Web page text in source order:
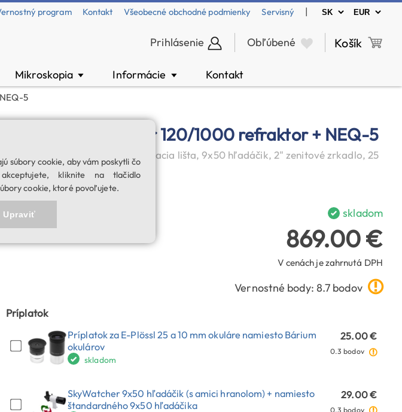
program Kontakt Všeobecné obchodné podmienky Servisný |
Prihlásenie Obľúbené Košík
Mikroskopia ▼ Informácie ▼ Kontakt
5
SkyWatcher Evostar 120/1000 refraktor + NEQ-5
Výbava: tubusové kruhy, upevňovacia lišta, 9x50 hľadáčik, 2" zenitové zrkadlo, 25
a 10 mm bárium okuláre
SKU: 00881
skladom
869.00 €
V cenách je zahrnutá DPH
Vernostné body: 8.7 bodov
Príplatok
Príplatok za E-Plössl 25 a 10 mm okuláre namiesto Bárium
okulárov
skladom
25.00 €
0.3 bodov
SkyWatcher 9x50 hľadáčik (s amici hranolom) + namiesto
štandardného 9x50 hľadáčika
29.00 €
0.3 bodov
súbory cookie, aby vám poskytli čo
kliknite na tlačidlo
cookie, ktoré povoľujete.
Upraviť